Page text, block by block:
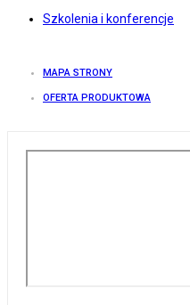
Szkolenia i konferencje
MAPA STRONY
OFERTA PRODUKTOWA